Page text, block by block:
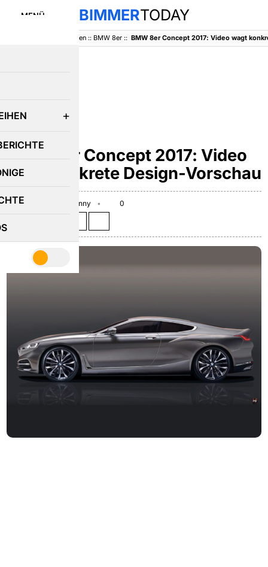
MENÜ BIMMERTODAY
Baureihen:: BMW 8er::
BMW 8er Concept 2017: Video
wagt konkrete Design-Vorschau
May 23, 2017 Benny
0